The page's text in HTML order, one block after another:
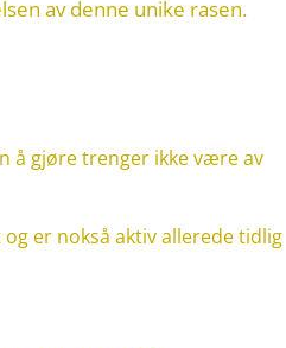
av denne unike rasen.
å gjøre trenger ikke være av
er nokså aktiv allerede tidlig